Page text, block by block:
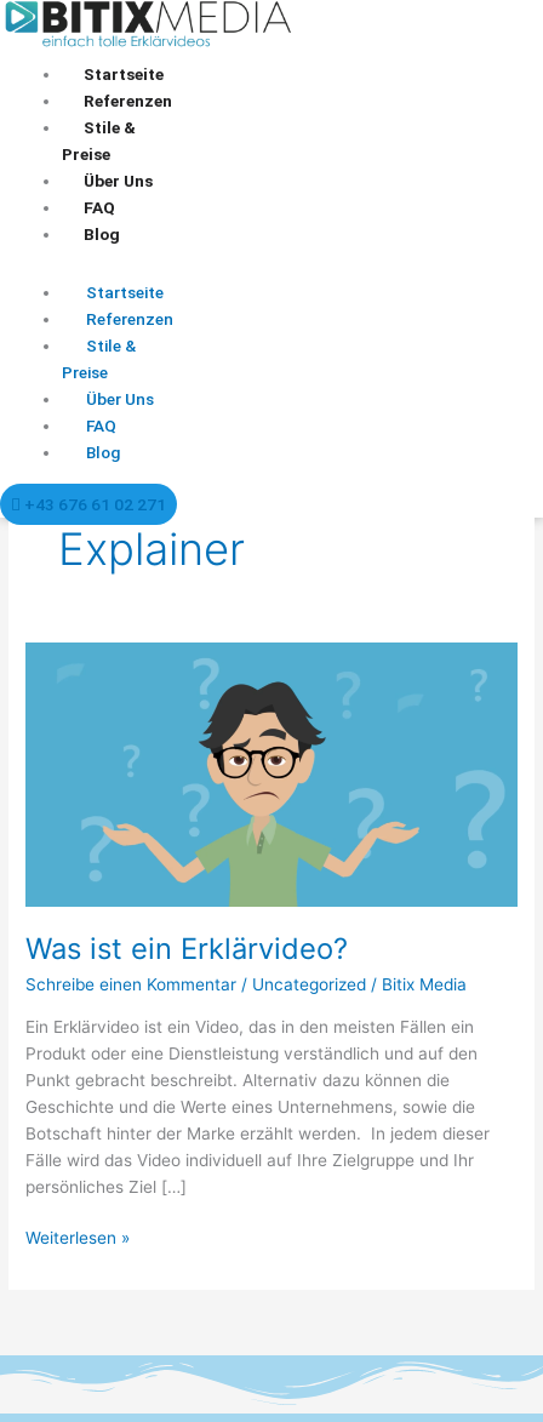
Zum
Inhalt
Startseite
Referenzen
Stile &
Preise
Über Uns
FAQ
Blog
Startseite
Referenzen
Stile &
Preise
Über Uns
FAQ
Blog
+43 676 61 02 271
Explainer
Was ist ein Erklärvideo?
Schreibe einen Kommentar / Uncategorized / Bitix Media
Ein Erklärvideo ist ein Video, das in den meisten Fällen ein
Produkt oder eine Dienstleistung verständlich und auf den
Punkt gebracht beschreibt. Alternativ dazu können die
Geschichte und die Werte eines Unternehmens, sowie die
Botschaft hinter der Marke erzählt werden. In jedem dieser
Fälle wird das Video individuell auf Ihre Zielgruppe und Ihr
persönliches Ziel […]
Weiterlesen »